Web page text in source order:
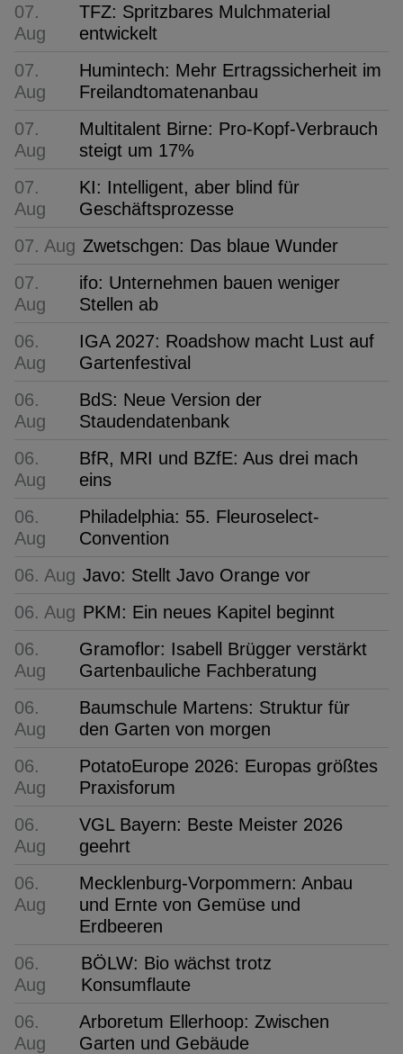
07.
Aug
TFZ: Spritzbares Mulchmaterial
entwickelt
07.
Aug
Humintech: Mehr Ertragssicherheit im
Freilandtomatenanbau
07.
Aug
Multitalent Birne: Pro-Kopf-Verbrauch
steigt um 17%
07.
Aug
KI: Intelligent, aber blind für
Geschäftsprozesse
07. Aug Zwetschgen: Das blaue Wunder
07.
Aug
ifo: Unternehmen bauen weniger
Stellen ab
06.
Aug
IGA 2027: Roadshow macht Lust auf
Gartenfestival
06.
Aug
BdS: Neue Version der
Staudendatenbank
06.
Aug
BfR, MRI und BZfE: Aus drei mach
eins
06.
Aug
Philadelphia: 55. Fleuroselect-
Convention
06. Aug Javo: Stellt Javo Orange vor
06. Aug PKM: Ein neues Kapitel beginnt
06.
Aug
Gramoflor: Isabell Brügger verstärkt
Gartenbauliche Fachberatung
06.
Aug
Baumschule Martens: Struktur für
den Garten von morgen
06.
Aug
PotatoEurope 2026: Europas größtes
Praxisforum
06.
Aug
VGL Bayern: Beste Meister 2026
geehrt
06.
Aug
Mecklenburg-Vorpommern: Anbau
und Ernte von Gemüse und
Erdbeeren
06.
Aug
BÖLW: Bio wächst trotz
Konsumflaute
06.
Aug
Arboretum Ellerhoop: Zwischen
Garten und Gebäude